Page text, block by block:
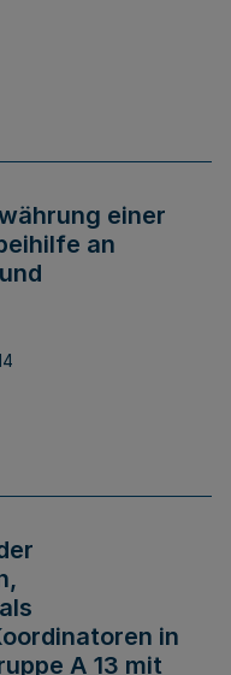
einer
an
in
A 13 mit